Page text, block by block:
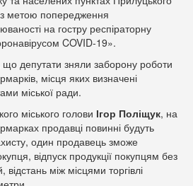
з метою попередження
на гостру респіраторну
COVID-19».
депутати зняли заборону роботи
місця яких визначені
міської ради.
міського голови Ігор Поліщук, на
продавці повинні будуть
один продавець зможе
відпуск продукції покупцям без
між місцями торгівлі